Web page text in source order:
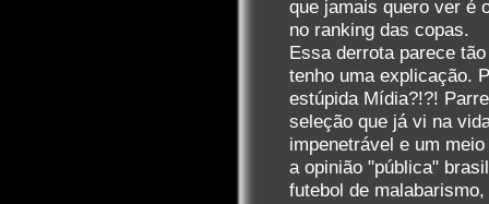
que jamais quero ver é
no ranking das copas.
Essa derrota parece
tenho uma explicação.
estúpida Mídia?!?!
seleção que já vi na
impenetrável e um
a opinião "pública"
futebol de